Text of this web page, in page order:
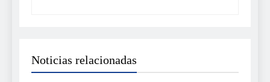
Noticias relacionadas